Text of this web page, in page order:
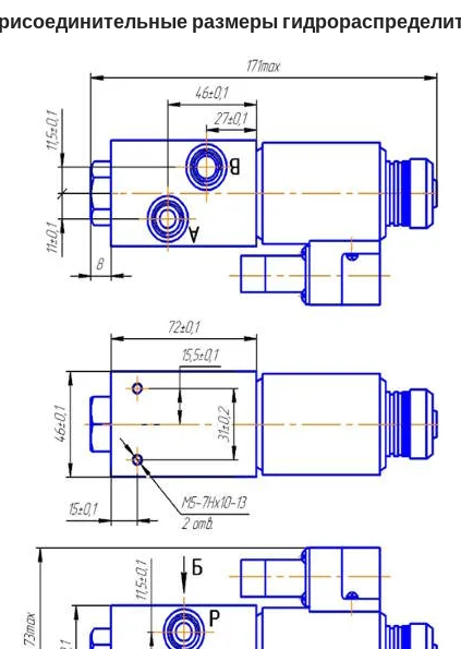
размеры